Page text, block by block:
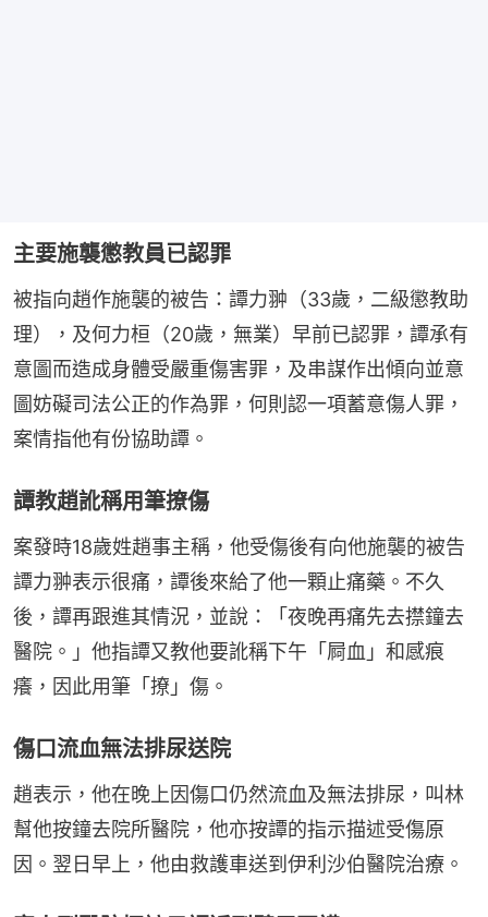
主要施襲懲教員已認罪
被指向趙作施襲的被告：譚力翀（33歲，二級懲教助
理），及何力桓（20歲，無業）早前已認罪，譚承有
意圖而造成身體受嚴重傷害罪，及串謀作出傾向並意
圖妨礙司法公正的作為罪，何則認一項蓄意傷人罪，
案情指他有份協助譚。
譚教趙訛稱用筆撩傷
案發時18歲姓趙事主稱，他受傷後有向他施襲的被告
譚力翀表示很痛，譚後來給了他一顆止痛藥。不久
後，譚再跟進其情況，並說：「夜晚再痛先去㩒鐘去
醫院。」他指譚又教他要訛稱下午「屙血」和感痕
癢，因此用筆「撩」傷。
傷口流血無法排尿送院
趙表示，他在晚上因傷口仍然流血及無法排尿，叫林
幫他按鐘去院所醫院，他亦按譚的指示描述受傷原
因。翌日早上，他由救護車送到伊利沙伯醫院治療。